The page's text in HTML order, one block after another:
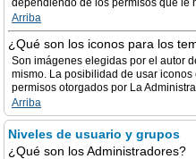
dependiendo de los permisos que le
Arriba
¿Qué son los iconos para los
Son imágenes elegidas por el autor
mismo. La posibilidad de usar
permisos otorgados por La
Arriba
Niveles de usuario y grupos
¿Qué son los Administradores?